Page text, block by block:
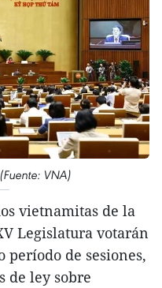
VNA)
vietnamitas de la
Legislatura votarán
período de sesiones,
de ley sobre